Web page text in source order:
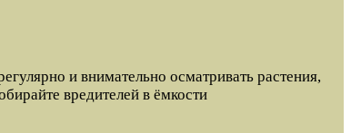
и внимательно осматривать растения,
вредителей в ёмкости